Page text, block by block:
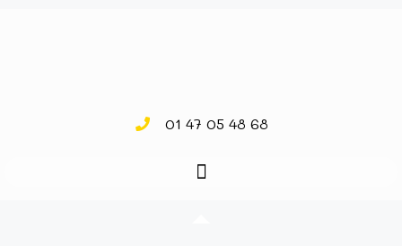
01 47 05 48 68